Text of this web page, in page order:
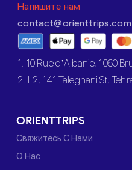
Напишите нам
contact@orienttrips.com
1. 10 Rue d’Albanie, 1060
2. L2, 141 Taleghani St,
ORIENTTRIPS
Свяжитесь С Нами
О Нас